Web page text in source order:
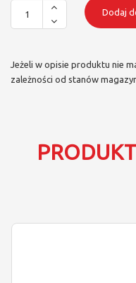
Dodaj
Jeżeli w opisie produktu nie
zależności od stanów